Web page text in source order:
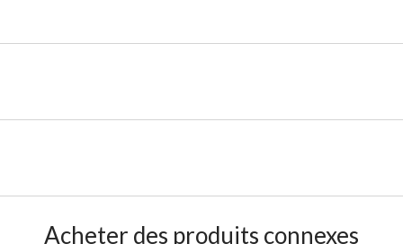
Acheter des produits connexes